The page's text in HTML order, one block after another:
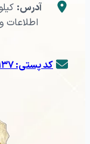
آدرس:
اطلاعات
کد پستی: ۳۱۵۹۹۱۷۱۳۷